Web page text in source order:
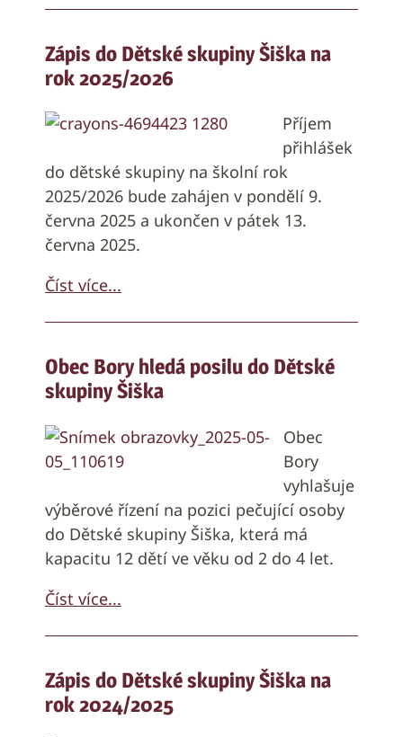
Zápis do Dětské skupiny Šiška na
rok 2025/2026
Příjem
přihlášek
do dětské skupiny na školní rok
2025/2026 bude zahájen v pondělí 9.
června 2025 a ukončen v pátek 13.
června 2025.
Číst více...
Obec Bory hledá posilu do Dětské
skupiny Šiška
Obec
Bory
vyhlašuje
výběrové řízení na pozici pečující osoby
do Dětské skupiny Šiška, která má
kapacitu 12 dětí ve věku od 2 do 4 let.
Číst více...
Zápis do Dětské skupiny Šiška na
rok 2024/2025